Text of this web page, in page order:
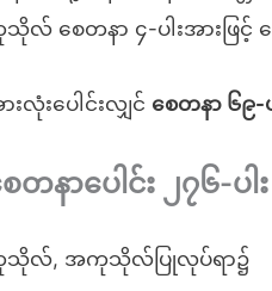
လ် စေတနာ ၄-ပါးအားဖြ
းလုံးပေါင်းလျှင် စေတနာ ၆၉-ပ
တနာပေါင်း ၂၇၆-ပါး
လ်, အကုသိုလ်ပြုလုပ်ရာ၌